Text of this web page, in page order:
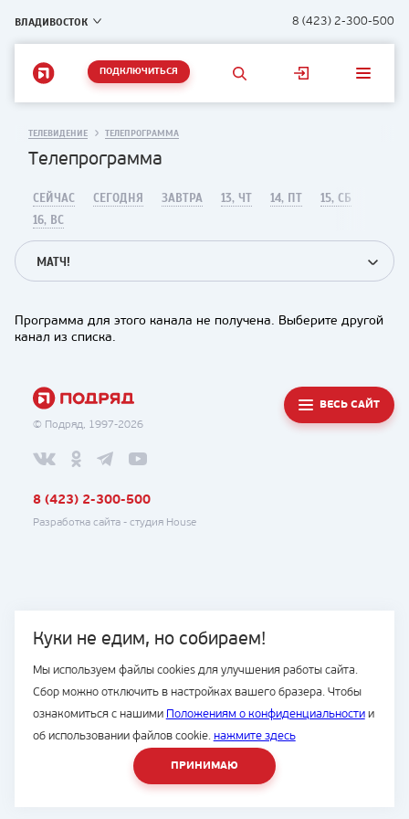
ВЛАДИВОСТОК 8 (423) 2-300-500
ПОДКЛЮЧИТЬСЯ
Куки не едим, но собираем!
Мы используем файлы cookies для улучшения работы сайта.
Сбор можно отключить в настройках вашего бразера. Чтобы
ознакомиться с нашими Положениям о конфиденциальностии
об использовании файлов cookie. нажмите здесь
ПРИНИМАЮ
ТЕЛЕВИДЕНИЕ ТЕЛЕПРОГРАММА
Телепрограмма
СЕЙЧАС СЕГОДНЯ ЗАВТРА 13, ЧТ 14, ПТ
15, СБ
16, ВС
МАТЧ!
Программа для этого канала не получена. Выберите другой
канал из списка.
© Подряд, 1997-2026
ВЕСЬ САЙТ
8 (423) 2-300-500
Разработка сайта - студия House